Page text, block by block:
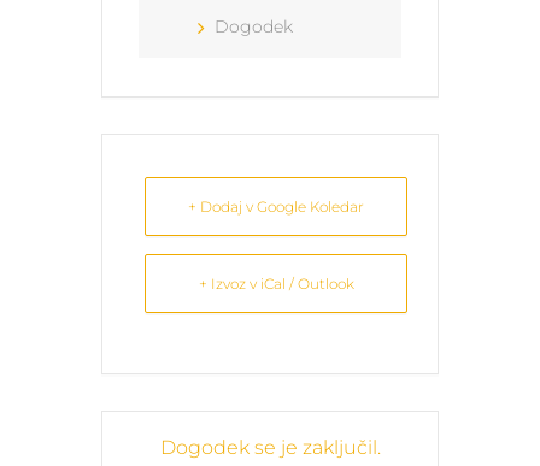
Dogodek
+ Dodaj v Google Koledar
+ Izvoz v iCal / Outlook
Dogodek se je zaključil.